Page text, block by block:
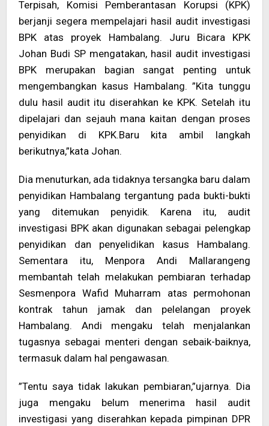
Terpisah, Komisi Pemberantasan Korupsi (KPK)
berjanji segera mempelajari hasil audit investigasi
BPK atas proyek Hambalang. Juru Bicara KPK
Johan Budi SP mengatakan, hasil audit investigasi
BPK merupakan bagian sangat penting untuk
mengembangkan kasus Hambalang. ”Kita tunggu
dulu hasil audit itu diserahkan ke KPK. Setelah itu
dipelajari dan sejauh mana kaitan dengan proses
penyidikan di KPK.Baru kita ambil langkah
berikutnya,”kata Johan.
Dia menuturkan, ada tidaknya tersangka baru dalam
penyidikan Hambalang tergantung pada bukti-bukti
yang ditemukan penyidik. Karena itu, audit
investigasi BPK akan digunakan sebagai pelengkap
penyidikan dan penyelidikan kasus Hambalang.
Sementara itu, Menpora Andi Mallarangeng
membantah telah melakukan pembiaran terhadap
Sesmenpora Wafid Muharram atas permohonan
kontrak tahun jamak dan pelelangan proyek
Hambalang. Andi mengaku telah menjalankan
tugasnya sebagai menteri dengan sebaik-baiknya,
termasuk dalam hal pengawasan.
”Tentu saya tidak lakukan pembiaran,”ujarnya. Dia
juga mengaku belum menerima hasil audit
investigasi yang diserahkan kepada pimpinan DPR